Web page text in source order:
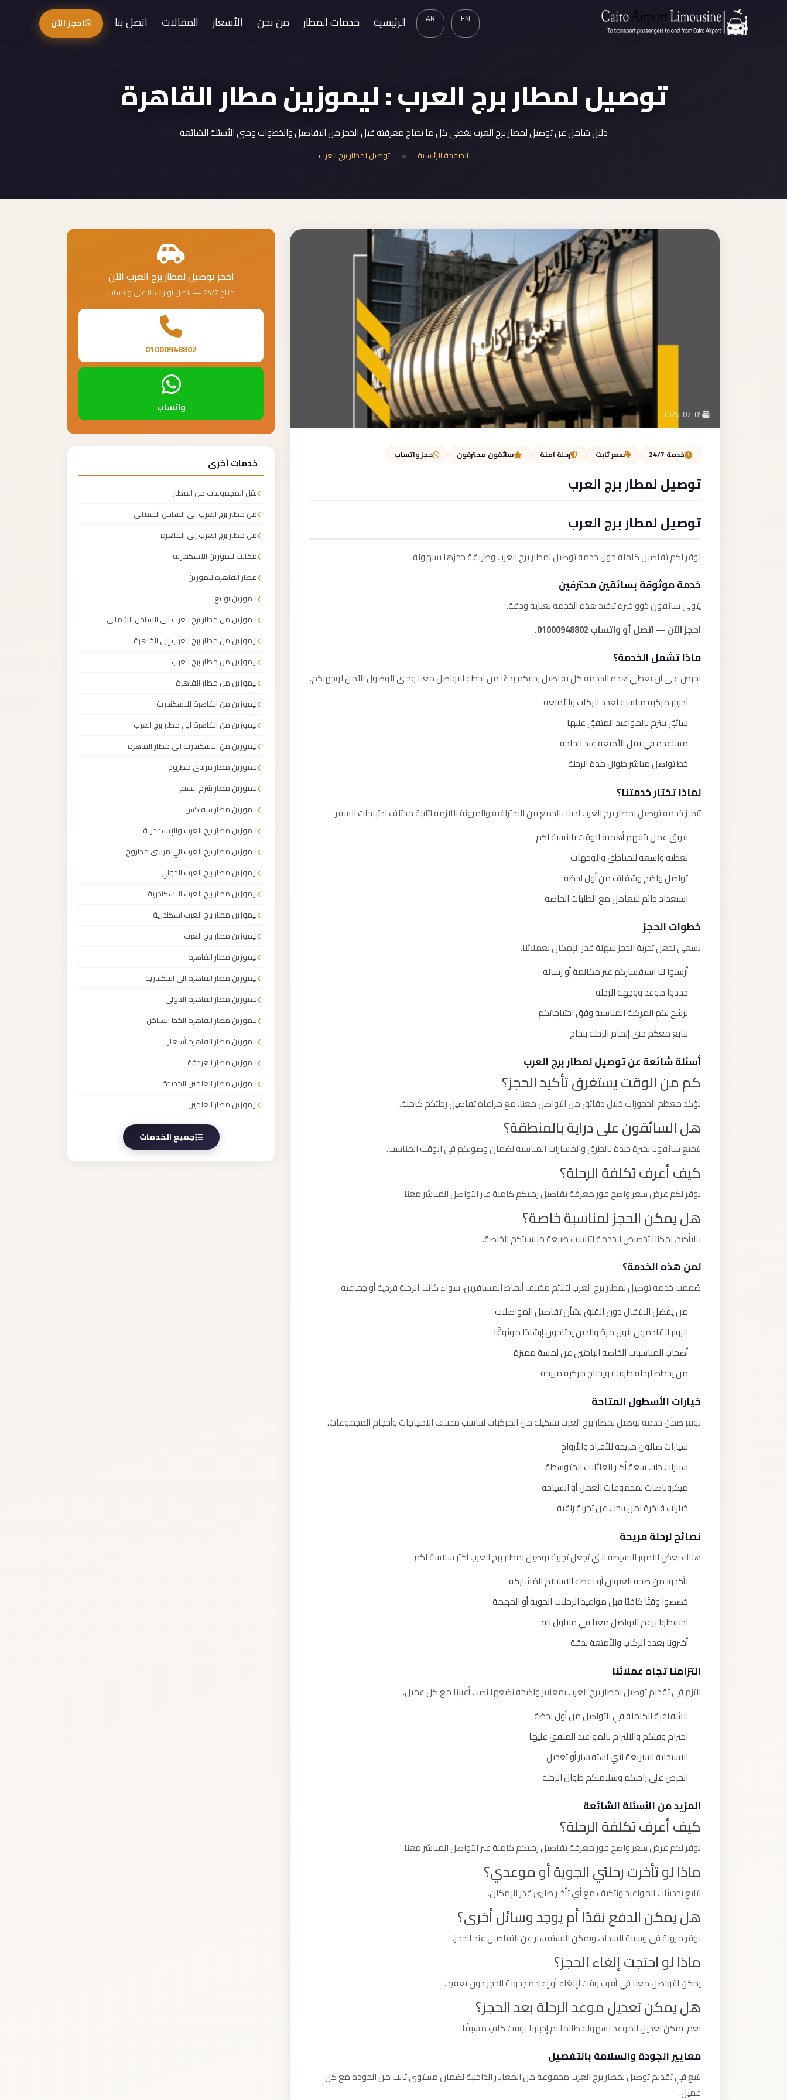
EN
AR الرئيسية خدمات المطار من نحن الأسعار المقالات اتصل بنا احجز الآن
توصيل لمطار برج العرب : ليموزين مطار القاهرة
دليل شامل عن توصيل لمطار برج العرب يغطي كل ما تحتاج معرفته قبل الحجز من التفاصيل والخطوات وحتى الأسئلة الشائعة
الصفحة الرئيسية » توصيل لمطار برج العرب
2026-07-05
خدمة 24/7 سعر ثابت رحلة آمنة سائقون محترفون حجز واتساب
توصيل لمطار برج العرب
توصيل لمطار برج العرب
نوفر لكم تفاصيل كاملة حول خدمة توصيل لمطار برج العرب وطريقة حجزها بسهولة.
خدمة موثوقة بسائقين محترفين
يتولى سائقون ذوو خبرة تنفيذ هذه الخدمة بعناية ودقة.
احجز الآن — اتصل أو واتساب 01000948802.
ماذا تشمل الخدمة؟
نحرص على أن تغطي هذه الخدمة كل تفاصيل رحلتكم بدءًا من لحظة التواصل معنا وحتى الوصول الآمن لوجهتكم.
اختيار مركبة مناسبة لعدد الركاب والأمتعة
سائق يلتزم بالمواعيد المتفق عليها
مساعدة في نقل الأمتعة عند الحاجة
خط تواصل مباشر طوال مدة الرحلة
لماذا تختار خدمتنا؟
تتميز خدمة توصيل لمطار برج العرب لدينا بالجمع بين الاحترافية والمرونة اللازمة لتلبية مختلف احتياجات السفر.
فريق عمل يتفهم أهمية الوقت بالنسبة لكم
تغطية واسعة للمناطق والوجهات
تواصل واضح وشفاف من أول لحظة
استعداد دائم للتعامل مع الطلبات الخاصة
خطوات الحجز
نسعى لجعل تجربة الحجز سهلة قدر الإمكان لعملائنا.
أرسلوا لنا استفساركم عبر مكالمة أو رسالة
حددوا موعد ووجهة الرحلة
نرشح لكم المركبة المناسبة وفق احتياجاتكم
نتابع معكم حتى إتمام الرحلة بنجاح
أسئلة شائعة عن توصيل لمطار برج العرب
كم من الوقت يستغرق تأكيد الحجز؟
نؤكد معظم الحجوزات خلال دقائق من التواصل معنا، مع مراعاة تفاصيل رحلتكم كاملة.
هل السائقون على دراية بالمنطقة؟
يتمتع سائقونا بخبرة جيدة بالطرق والمسارات المناسبة لضمان وصولكم في الوقت المناسب.
كيف أعرف تكلفة الرحلة؟
نوفر لكم عرض سعر واضح فور معرفة تفاصيل رحلتكم كاملة عبر التواصل المباشر معنا.
هل يمكن الحجز لمناسبة خاصة؟
بالتأكيد، يمكننا تخصيص الخدمة لتناسب طبيعة مناسبتكم الخاصة.
لمن هذه الخدمة؟
صُممت خدمة توصيل لمطار برج العرب لتلائم مختلف أنماط المسافرين، سواء كانت الرحلة فردية أو جماعية.
من يفضل الانتقال دون القلق بشأن تفاصيل المواصلات
الزوار القادمون لأول مرة والذين يحتاجون إرشادًا موثوقًا
أصحاب المناسبات الخاصة الباحثين عن لمسة مميزة
من يخطط لرحلة طويلة ويحتاج مركبة مريحة
خيارات الأسطول المتاحة
نوفر ضمن خدمة توصيل لمطار برج العرب تشكيلة من المركبات لتناسب مختلف الاحتياجات وأحجام المجموعات.
سيارات صالون مريحة للأفراد والأزواج
سيارات ذات سعة أكبر للعائلات المتوسطة
ميكروباصات لمجموعات العمل أو السياحة
خيارات فاخرة لمن يبحث عن تجربة راقية
نصائح لرحلة مريحة
هناك بعض الأمور البسيطة التي تجعل تجربة توصيل لمطار برج العرب أكثر سلاسة لكم.
تأكدوا من صحة العنوان أو نقطة الاستلام المُشاركة
خصصوا وقتًا كافيًا قبل مواعيد الرحلات الجوية أو المهمة
احتفظوا برقم التواصل معنا في متناول اليد
أخبرونا بعدد الركاب والأمتعة بدقة
التزامنا تجاه عملائنا
نلتزم في تقديم توصيل لمطار برج العرب بمعايير واضحة نضعها نصب أعيننا مع كل عميل.
الشفافية الكاملة في التواصل من أول لحظة
احترام وقتكم والالتزام بالمواعيد المتفق عليها
الاستجابة السريعة لأي استفسار أو تعديل
الحرص على راحتكم وسلامتكم طوال الرحلة
المزيد من الأسئلة الشائعة
كيف أعرف تكلفة الرحلة؟
نوفر لكم عرض سعر واضح فور معرفة تفاصيل رحلتكم كاملة عبر التواصل المباشر معنا.
ماذا لو تأخرت رحلتي الجوية أو موعدي؟
نتابع تحديثات المواعيد ونتكيف مع أي تأخير طارئ قدر الإمكان.
هل يمكن الدفع نقدًا أم يوجد وسائل أخرى؟
نوفر مرونة في وسيلة السداد، ويمكن الاستفسار عن التفاصيل عند الحجز.
ماذا لو احتجت إلغاء الحجز؟
يمكن التواصل معنا في أقرب وقت لإلغاء أو إعادة جدولة الحجز دون تعقيد.
هل يمكن تعديل موعد الرحلة بعد الحجز؟
نعم، يمكن تعديل الموعد بسهولة طالما تم إخبارنا بوقت كافٍ مسبقًا.
معايير الجودة والسلامة بالتفصيل
نتبع في تقديم توصيل لمطار برج العرب مجموعة من المعايير الداخلية لضمان مستوى ثابت من الجودة مع كل
عميل.
احجز توصيل لمطار برج العرب الآن
متاح 24/7 — اتصل أو راسلنا على واتساب
01000948802
واتساب
خدمات أخرى
نقل المجموعات من المطار
من مطار برج العرب الى الساحل الشمالي
من مطار برج العرب إلى القاهرة
مكاتب ليموزين الاسكندرية
مطار القاهرة ليموزين
ليموزين نويبع
ليموزين من مطار برج العرب الى الساحل الشمالي
ليموزين من مطار برج العرب إلى القاهرة
ليموزين من مطار برج العرب
ليموزين من مطار القاهرة
ليموزين من القاهرة للاسكندرية
ليموزين من القاهرة الى مطار برج العرب
ليموزين من الاسكندرية الى مطار القاهرة
ليموزين مطار مرسي مطروح
ليموزين مطار شرم الشيخ
ليموزين مطار سفنكس
ليموزين مطار برج العرب والإسكندرية
ليموزين مطار برج العرب الي مرسي مطروح
ليموزين مطار برج العرب الدولي
ليموزين مطار برج العرب الاسكندرية
ليموزين مطار برج العرب اسكندرية
ليموزين مطار برج العرب
ليموزين مطار القاهره
ليموزين مطار القاهرة الي اسكندرية
ليموزين مطار القاهرة الدولي
ليموزين مطار القاهرة الخط الساخن
ليموزين مطار القاهرة أسعار
ليموزين مطار الغردقة
ليموزين مطار العلمين الجديدة
ليموزين مطار العلمين
جميع الخدمات